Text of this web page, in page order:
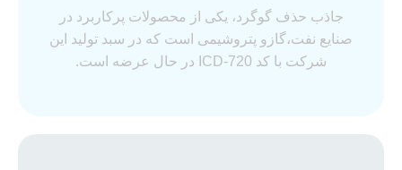
جاذب حذف گوگرد، یکی از محصولات پرکاربرد در
صنایع نفت،گازو پتروشیمی است که در سبد تولید این
شرکت با کد ICD-720 در حال عرضه است.